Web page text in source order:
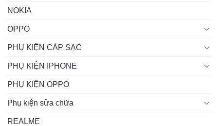
NOKIA
OPPO
PHỤ KIỆN CÁP SẠC
PHỤ KIỆN IPHONE
PHỤ KIỆN OPPO
Phụ kiện sửa chữa
REALME